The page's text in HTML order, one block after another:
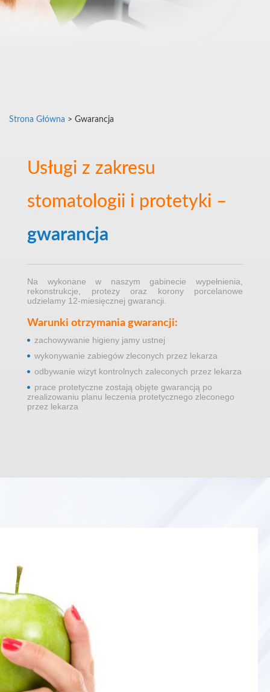
Strona Główna > Gwarancja
Usługi z zakresu
stomatologii i protetyki –
gwarancja
Na wykonane w naszym gabinecie wypełnienia,
rekonstrukcje, protezy oraz korony porcelanowe
udzielamy 12-miesięcznej gwarancji.
Warunki otrzymania gwarancji:
zachowywanie higieny jamy ustnej
wykonywanie zabiegów zleconych przez lekarza
odbywanie wizyt kontrolnych zaleconych przez lekarza
prace protetyczne zostają objęte gwarancją po
zrealizowaniu planu leczenia protetycznego zleconego
przez lekarza